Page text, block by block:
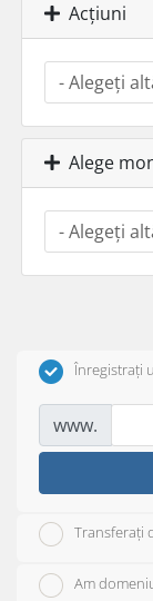
Acțiuni
Alege
Înregistrați
www.
Transferați
Am